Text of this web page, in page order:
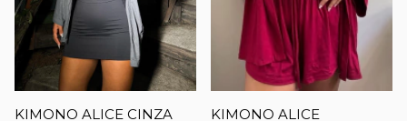
KIMONO ALICE CINZA KIMONO ALICE